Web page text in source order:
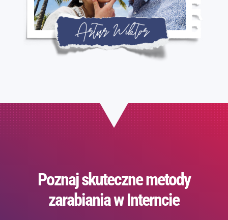
Poznaj skuteczne metody
zarabiania w Interncie